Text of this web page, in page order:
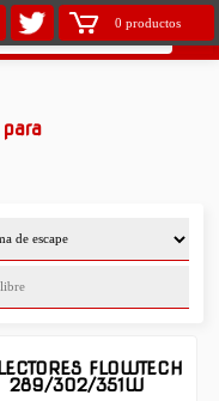
0 productos
FLOWTECH
289/302/351W